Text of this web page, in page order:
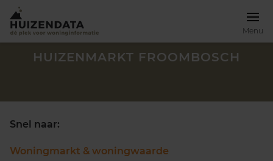
Menu
HUIZENMARKT FROOMBOSCH
Snel naar:
Woningmarkt & woningwaarde